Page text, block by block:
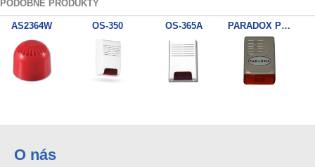
PODOBNÉ PRODUKTY
AS2364W OS-350 OS-365A PARADOX PS128
O nás